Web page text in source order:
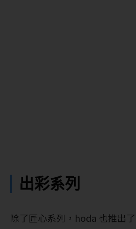
出彩系列
除了匠心系列，hoda 也推出了